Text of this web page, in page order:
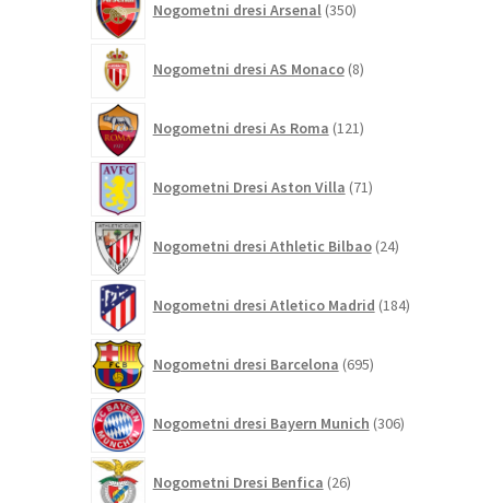
Nogometni dresi Arsenal 350izdelkov
Nogometni dresi AS Monaco 8izdelkov
Nogometni dresi As Roma 121izdelkov
Nogometni Dresi Aston Villa 71izdelkov
Nogometni dresi Athletic Bilbao 24izdelkov
Nogometni dresi Atletico Madrid 184izdelkov
Nogometni dresi Barcelona 695izdelkov
Nogometni dresi Bayern Munich 306izdelkov
Nogometni Dresi Benfica 26izdelkov